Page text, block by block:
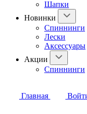
Шапки
Новинки
Спиннинги
Лески
Аксессуары
Акции
Спиннинги
Главная